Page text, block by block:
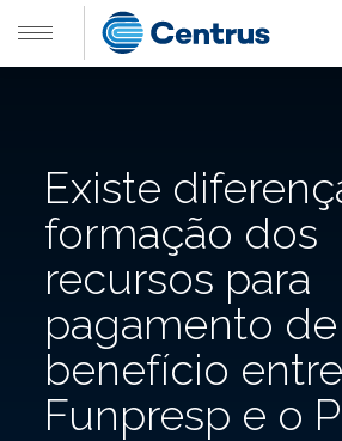
Existe
formação dos
recursos para
pagamento de
benefício
Funpresp e o